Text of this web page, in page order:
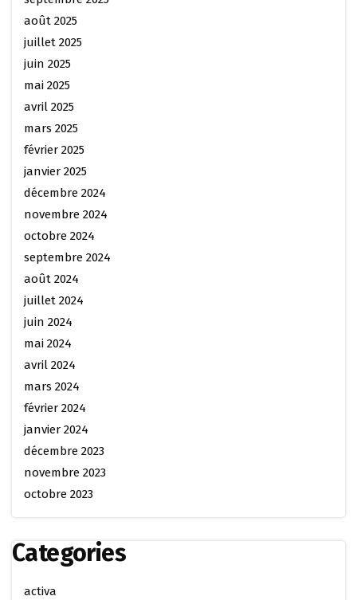
août 2025
juillet 2025
juin 2025
mai 2025
avril 2025
mars 2025
février 2025
janvier 2025
décembre 2024
novembre 2024
octobre 2024
septembre 2024
août 2024
juillet 2024
juin 2024
mai 2024
avril 2024
mars 2024
février 2024
janvier 2024
décembre 2023
novembre 2023
octobre 2023
Categories
activa